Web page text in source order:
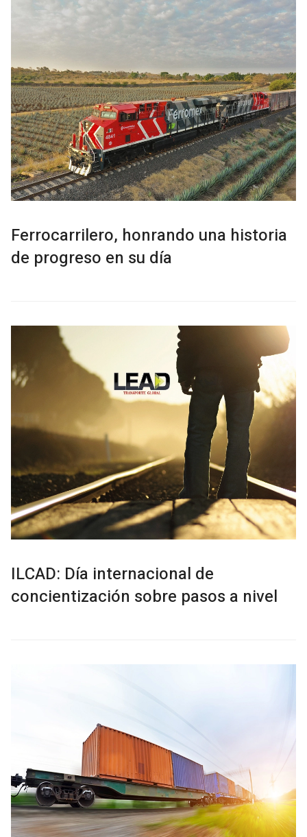
Ferrocarrilero, honrando una historia
de progreso en su día
ILCAD: Día internacional de
concientización sobre pasos a nivel